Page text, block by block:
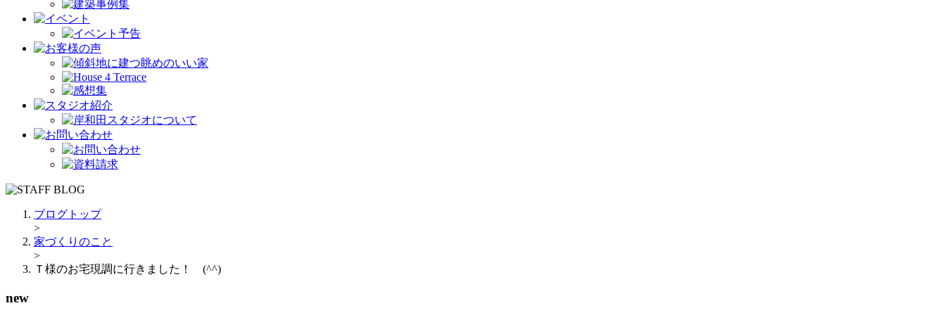
ブログトップ
>
家づくりのこと
>
Ｔ様のお宅現調に行きました！ (^^)
new